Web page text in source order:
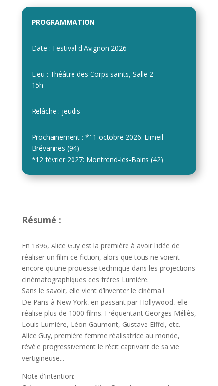
PROGRAMMATION
Date : Festival d'Avignon 2026
Lieu : Théâtre des Corps saints, Salle 2
15h
Relâche : jeudis
Prochainement : *11 octobre 2026: Limeil-
Brévannes (94)
*12 février 2027: Montrond-les-Bains (42)
Résumé :
En 1896, Alice Guy est la première à avoir l’idée de
réaliser un film de fiction, alors que tous ne voient
encore qu’une prouesse technique dans les projections
cinématographiques des frères Lumière.
Sans le savoir, elle vient d’inventer le cinéma !
De Paris à New York, en passant par Hollywood, elle
réalise plus de 1000 films. Fréquentant Georges Méliès,
Louis Lumière, Léon Gaumont, Gustave Eiffel, etc.
Alice Guy, première femme réalisatrice au monde,
révèle progressivement le récit captivant de sa vie
vertigineuse...
Note d'intention: